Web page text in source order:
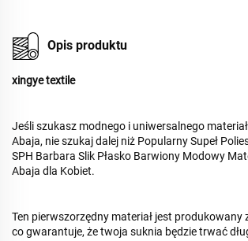
Opis produktu
xingye textile
Jeśli szukasz modnego i uniwersalnego
Abaja, nie szukaj dalej niż Popularny Supeł
SPH Barbara Slik Płasko Barwiony Modowy
Abaja dla Kobiet.
Ten pierwszorzędny materiał jest produkowany
co gwarantuje, że twoja suknia będzie trwać